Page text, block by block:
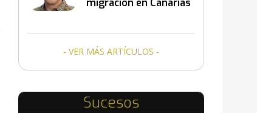
migración en Canarias
- VER MÁS ARTÍCULOS -
Sucesos